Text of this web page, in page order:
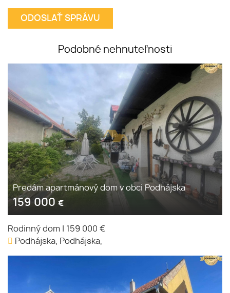
Podobné nehnuteľnosti
Predám apartmánový dom v obci Podhájska
159 000 €
Rodinný dom
159 000 €
Podhájska, Podhájska,